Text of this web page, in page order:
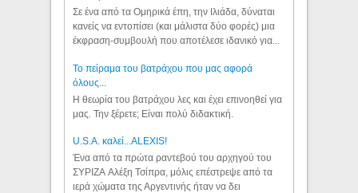
Σε ένα από τα Ομηρικά έπη, την Ιλιάδα, δύναται
κανείς να εντοπίσει (και μάλιστα δύο φορές) μια
έκφραση-συμβουλή που αποτέλεσε ιδανικό για...
Το πείραμα του βατράχου που μας αφορά
όλους...
Η θεωρία του βατράχου λες και έχει επινοηθεί για
μας. Την ξέρετε; Είναι πολύ διδακτική.
U.S.A. καλεί...ALEXIS!
Ένα από τα πρώτα ραντεβού του αρχηγού του
ΣΥΡΙΖΑ Αλέξη Τσίπρα, μόλις επέστρεψε από τα
ιερά χώματα της Αργεντινής ήταν να δει